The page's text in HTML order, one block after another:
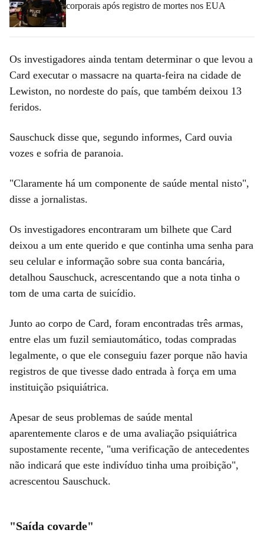
corporais após registro de mortes nos EUA
Os investigadores ainda tentam determinar o que levou a
Card executar o massacre na quarta-feira na cidade de
Lewiston, no nordeste do país, que também deixou 13
feridos.
Sauschuck disse que, segundo informes, Card ouvia
vozes e sofria de paranoia.
"Claramente há um componente de saúde mental nisto",
disse a jornalistas.
Os investigadores encontraram um bilhete que Card
deixou a um ente querido e que continha uma senha para
seu celular e informação sobre sua conta bancária,
detalhou Sauschuck, acrescentando que a nota tinha o
tom de uma carta de suicídio.
Junto ao corpo de Card, foram encontradas três armas,
entre elas um fuzil semiautomático, todas compradas
legalmente, o que ele conseguiu fazer porque não havia
registros de que tivesse dado entrada à força em uma
instituição psiquiátrica.
Apesar de seus problemas de saúde mental
aparentemente claros e de uma avaliação psiquiátrica
supostamente recente, "uma verificação de antecedentes
não indicará que este indivíduo tinha uma proibição",
acrescentou Sauschuck.
"Saída covarde"